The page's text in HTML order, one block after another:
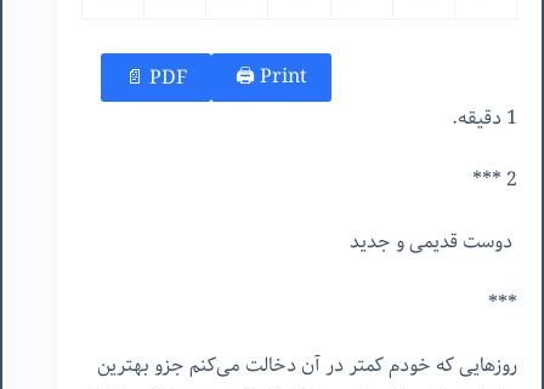
Print 🖨
PDF 📄
1 دقیقه.
2 ***
دوست قدیمی و جدید
***
روزهایی که خودم کمتر در آن دخالت می‌کنم جزو بهترین